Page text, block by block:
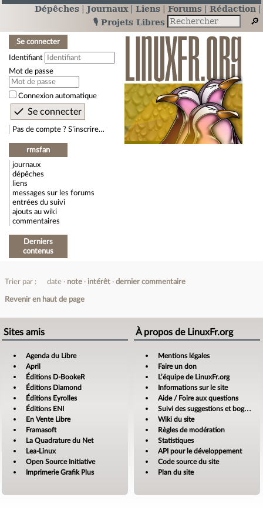
Dépêches Journaux Liens Forums
Rédaction
🎙️ Projets Libres
Se connecter
Identifiant
Mot de passe
Connexion automatique
Pas de compte ? S’inscrire…
rmsfan
journaux
dépêches
liens
messages sur les forums
entrées du suivi
ajouts au wiki
commentaires
Derniers
contenus
Trier par : date note intérêt dernier commentaire
Revenir en haut de page
Sites amis
Agenda du Libre
April
Éditions D-BookeR
Éditions Diamond
Éditions Eyrolles
Éditions ENI
En Vente Libre
Framasoft
La Quadrature du Net
Lea-Linux
Open Source Initiative
Imprimerie Grafik Plus
À propos de LinuxFr.org
Mentions légales
Faire un don
L’équipe de LinuxFr.org
Informations sur le site
Aide / Foire aux questions
Suivi des suggestions et bogues
Wiki du site
Règles de modération
Statistiques
API pour le développement
Code source du site
Plan du site